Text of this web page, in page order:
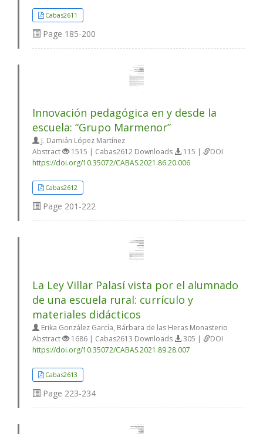
Cabas2611
Page 185-200
Innovación pedagógica en y desde la
escuela: “Grupo Marmenor”
J. Damián López Martínez
Abstract
1515 | Cabas2612 Downloads 115 |
DOI
https://doi.org/10.35072/CABAS.2021.86.20.006
Cabas2612
Page 201-222
La Ley Villar Palasí vista por el alumnado
de una escuela rural: currículo y
materiales didácticos
Erika González García, Bárbara de las Heras Monasterio
Abstract
1686 | Cabas2613 Downloads 305 |
DOI
https://doi.org/10.35072/CABAS.2021.89.28.007
Cabas2613
Page 223-234